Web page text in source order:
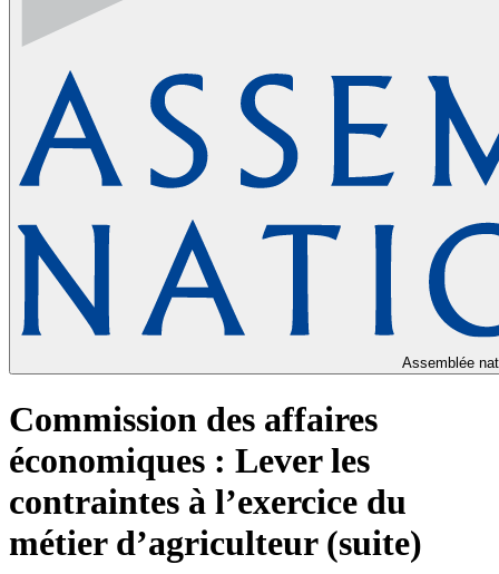
Assemblée
Commission des affaires
économiques : Lever les
contraintes à l’exercice du
métier d’agriculteur (suite)